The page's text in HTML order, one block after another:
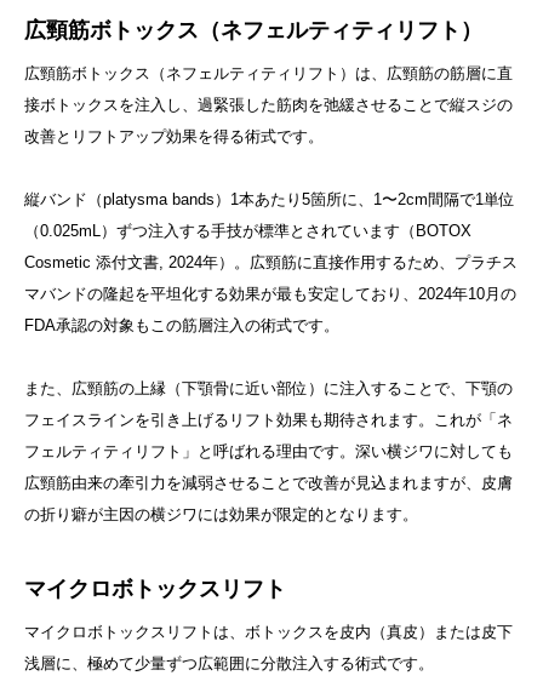
広頸筋ボトックス（ネフェルティティリフト）
広頸筋ボトックス（ネフェルティティリフト）は、広頸筋の筋層に直
接ボトックスを注入し、過緊張した筋肉を弛緩させることで縦スジの
改善とリフトアップ効果を得る術式です。
縦バンド（platysma bands）1本あたり5箇所に、1〜2cm間隔で1単位
（0.025mL）ずつ注入する手技が標準とされています（BOTOX
Cosmetic 添付文書, 2024年）。広頸筋に直接作用するため、プラチス
マバンドの隆起を平坦化する効果が最も安定しており、2024年10月の
FDA承認の対象もこの筋層注入の術式です。
また、広頸筋の上縁（下顎骨に近い部位）に注入することで、下顎の
フェイスラインを引き上げるリフト効果も期待されます。これが「ネ
フェルティティリフト」と呼ばれる理由です。深い横ジワに対しても
広頸筋由来の牽引力を減弱させることで改善が見込まれますが、皮膚
の折り癖が主因の横ジワには効果が限定的となります。
マイクロボトックスリフト
マイクロボトックスリフトは、ボトックスを皮内（真皮）または皮下
浅層に、極めて少量ずつ広範囲に分散注入する術式です。